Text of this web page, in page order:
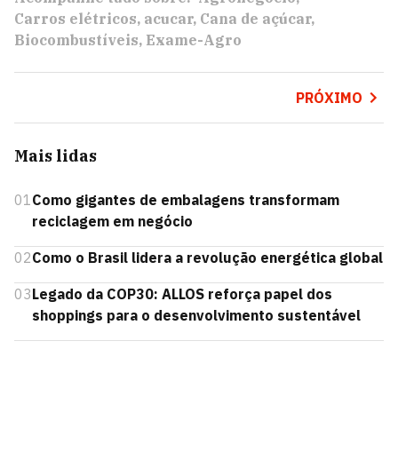
Carros elétricos acucar Cana de açúcar
Biocombustíveis Exame-Agro
PRÓXIMO
Mais lidas
01Como gigantes de embalagens transformam
reciclagem em negócio
02Como o Brasil lidera a revolução energética global
03Legado da COP30: ALLOS reforça papel dos
shoppings para o desenvolvimento sustentável